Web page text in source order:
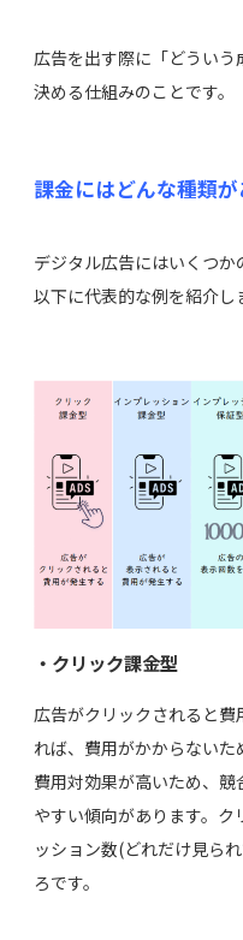
広告を出す際に「どうい
決める仕組みのことです。
課金にはどんな種類が
デジタル広告にはいくつか
以下に代表的な例を紹介し
・クリック課金型
広告がクリックされると
れば、費用がかからないた
費用対効果が高いため、
やすい傾向があります。
ッション数(どれだけ見ら
ろです。